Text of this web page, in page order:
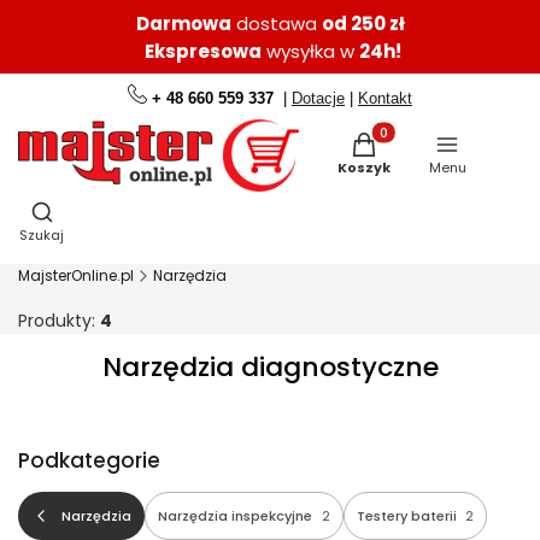
Darmowa dostawa od 250 zł
Ekspresowa wysyłka w 24h!
+ 48 660 559 337 | Dotacje | Kontakt
Produkty w koszyku:
Koszyk Menu
Otwórz wyszukiwarkę
Szukaj
MajsterOnline.pl Narzędzia
Produkty: 4
Narzędzia diagnostyczne
Podkategorie
Narzędzia Narzędzia inspekcyjne 2 Testery baterii 2